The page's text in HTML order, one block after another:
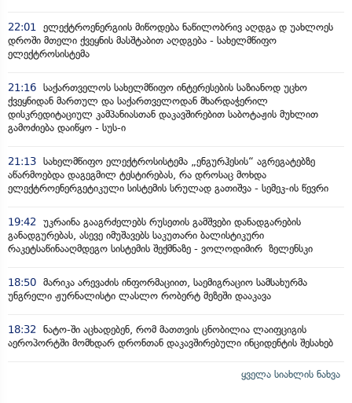
22:01
ელექტროენერგიის მიწოდება ნაწილობრივ აღდგა დ უახლოეს
დროში მთელი ქვეყნის მასშტაბით აღდგება - სახელმწიფო
ელექტროსისტემა
21:16 საქართველოს სახელმწიფო ინტერესების საზიანოდ უცხო
ქვეყნიდან მართულ და საქართველოდან მხარდაჭერილ
დისკრედიტაციულ კამპანიასთან დაკავშირებით საბოტაჟის მუხლით
გამოძიება დაიწყო - სუს-ი
21:13 სახელმწიფო ელექტროსისტემა „ენგურჰესის“ აგრეგატებზე
აწარმოებდა დაგეგმილ ტესტირებას, რა დროსაც მოხდა
ელექტროენერგეტიკული სისტემის სრულად გათიშვა - სემეკ-ის წევრი
19:42
უკრაინა გააგრძელებს რუსეთის გამშვები დანადგარების
განადგურებას, ასევე იმუშავებს საკუთარი ბალისტიკური
რაკეტსაწინააღმდეგო სისტემის შექმნაზე - ვოლოდიმირ ზელენსკი
18:50 მარიკა არევაძის ინფორმაციით, საემიგრაციო სამსახურმა
უნგრელი ჟურნალისტი ლასლო რობერტ მეზეში დააკავა
18:32
ნატო-ში აცხადებენ, რომ მათთვის ცნობილია ლაიფციგის
აეროპორტში მომხდარ დრონთან დაკავშირებული ინციდენტის შესახებ
ყველა სიახლის ნახვა